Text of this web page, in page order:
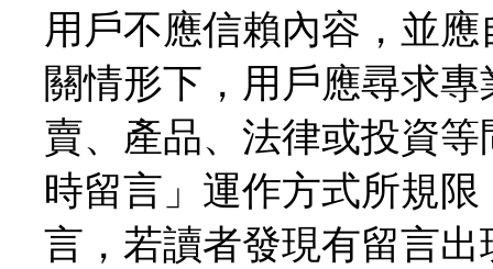
用戶不應信賴內容，並
關情形下，用戶應尋求
賣、產品、法律或投資
時留言」運作方式所規
言，若讀者發現有留言